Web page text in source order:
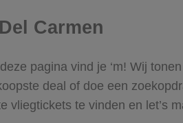
Carmen
pagina vind je ‘m! Wij
deal of doe een
te vinden en let’s